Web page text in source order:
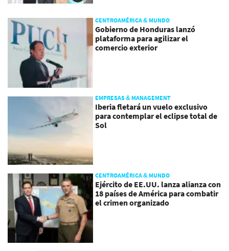
CENTROAMÉRICA & MUNDO
Gobierno de Honduras lanzó
plataforma para agilizar el
comercio exterior
EMPRESAS & MANAGEMENT
Iberia fletará un vuelo exclusivo
para contemplar el eclipse total de
Sol
CENTROAMÉRICA & MUNDO
Ejército de EE.UU. lanza alianza con
18 países de América para combatir
el crimen organizado